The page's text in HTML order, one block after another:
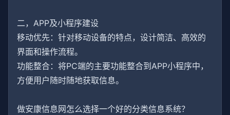
二，APP及小程序建设
移动优先：针对移动设备的特点，设计简洁、高效的
界面和操作流程。
功能整合：将PC端的主要功能整合到APP小程序中，
方便用户随时随地获取信息。
做安康信息网怎么选择一个好的分类信息系统？